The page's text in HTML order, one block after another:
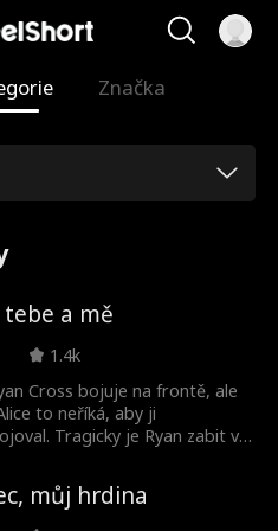
Značka
a mě
1.4k
Cross bojuje na frontě, ale
to neříká, aby ji
Tragicky je Ryan zabit v
Jeho přetrvávající lítost ho
v ducha a vrátí se k
si Alice myslí, že se Ryan
můj hrdina